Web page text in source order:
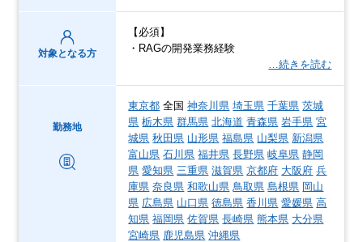
対象となる方
【必須】
・RAGの開発業務経験
…続きを読む
勤務地
東京都 全国神奈川県 埼玉県 千葉県 茨城
県 栃木県 群馬県 北海道 青森県 岩手県 宮
城県 秋田県 山形県 福島県 山梨県 新潟県
富山県 石川県 福井県 長野県 岐阜県 静岡
県 愛知県 三重県 滋賀県 京都府 大阪府 兵
庫県 奈良県 和歌山県 鳥取県 島根県 岡山
県 広島県 山口県 徳島県 香川県 愛媛県 高
知県 福岡県 佐賀県 長崎県 熊本県 大分県
宮崎県 鹿児島県 沖縄県